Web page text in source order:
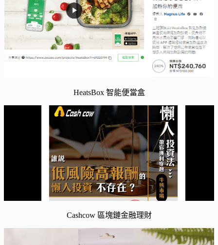
HeatsBox 智能便當盒
Cashcow 區塊鏈金融理財